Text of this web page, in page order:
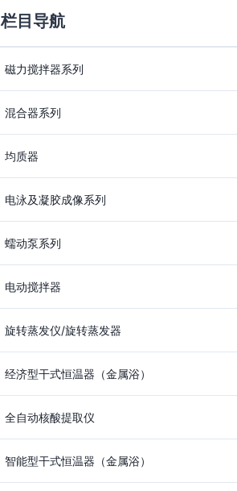
栏目导航
磁力搅拌器系列
混合器系列
均质器
电泳及凝胶成像系列
蠕动泵系列
电动搅拌器
旋转蒸发仪/旋转蒸发器
经济型干式恒温器（金属浴）
全自动核酸提取仪
智能型干式恒温器（金属浴）